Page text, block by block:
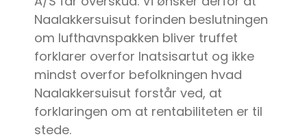
Naalakkersuisut forinden beslutningen
om lufthavnspakken bliver truffet
forklarer overfor Inatsisartut og ikke
mindst overfor befolkningen hvad
Naalakkersuisut forstår ved, at
forklaringen om at rentabiliteten er til
stede.